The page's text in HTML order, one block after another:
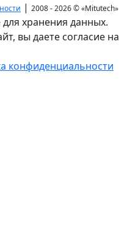
| 2008 - 2026 ©«Mitutech»
хранения данных.
вы даете согласие на
конфиденциальности